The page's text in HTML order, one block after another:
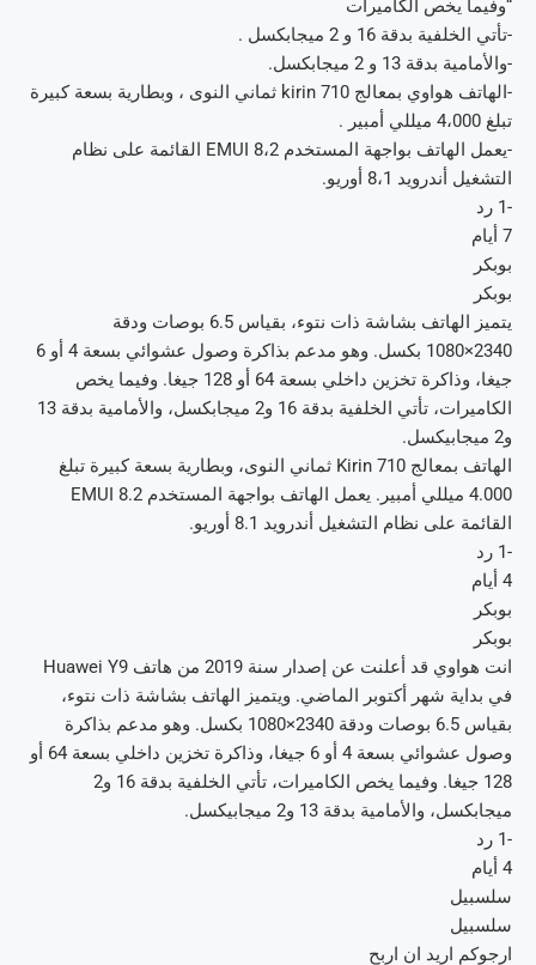
“وفيما يخص الكاميرات
-تأتي الخلفية بدقة 16 و 2 ميجابكسل .
-والأمامية بدقة 13 و 2 ميجابكسل.
-الهاتف هواوي بمعالج 710 kirin ثماني النوى ، وبطارية بسعة كبيرة
تبلغ 4،000 ميللي أمبير .
-يعمل الهاتف بواجهة المستخدم 8،2 EMUI القائمة على نظام
التشغيل أندرويد 8،1 أوريو.
-1 رد
7 أيام
بوبكر
بوبكر
يتميز الهاتف بشاشة ذات نتوء، بقياس 6.5 بوصات ودقة
2340×1080 بكسل. وهو مدعم بذاكرة وصول عشوائي بسعة 4 أو 6
جيغا، وذاكرة تخزين داخلي بسعة 64 أو 128 جيغا. وفيما يخص
الكاميرات، تأتي الخلفية بدقة 16 و2 ميجابكسل، والأمامية بدقة 13
و2 ميجابيكسل.
الهاتف بمعالج Kirin 710 ثماني النوى، وبطارية بسعة كبيرة تبلغ
4.000 ميللي أمبير. يعمل الهاتف بواجهة المستخدم EMUI 8.2
القائمة على نظام التشغيل أندرويد 8.1 أوريو.
-1 رد
4 أيام
بوبكر
بوبكر
انت هواوي قد أعلنت عن إصدار سنة 2019 من هاتف Huawei Y9
في بداية شهر أكتوبر الماضي. ويتميز الهاتف بشاشة ذات نتوء،
بقياس 6.5 بوصات ودقة 2340×1080 بكسل. وهو مدعم بذاكرة
وصول عشوائي بسعة 4 أو 6 جيغا، وذاكرة تخزين داخلي بسعة 64 أو
128 جيغا. وفيما يخص الكاميرات، تأتي الخلفية بدقة 16 و2
ميجابكسل، والأمامية بدقة 13 و2 ميجابيكسل.
-1 رد
4 أيام
سلسبيل
سلسبيل
ارجوكم اريد ان اربح